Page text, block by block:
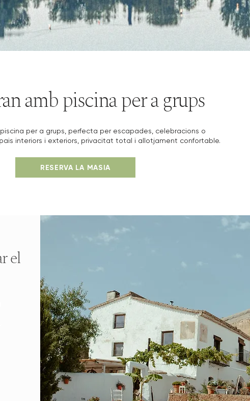
amb piscina per a grups
per a grups, perfecta per escapades, celebracions o
interiors i exteriors, privacitat total i allotjament confortable.
RESERVA LA MASIA
el